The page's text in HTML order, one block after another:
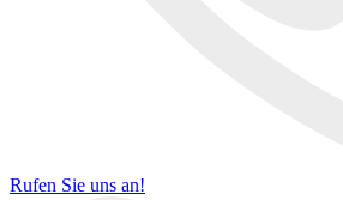
Rufen Sie uns an!